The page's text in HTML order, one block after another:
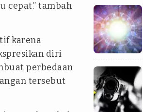
cepat.” tambah
karena
diri
perbedaan
tersebut